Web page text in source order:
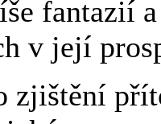
fantazií
v její
zjištění